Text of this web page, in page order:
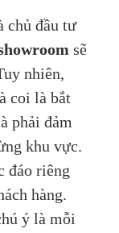
chủ đầu tư
sẽ
nhiên,
coi là bắt
phải đảm
khu vực.
đáo riêng
hàng.
ý là mỗi